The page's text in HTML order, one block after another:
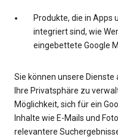
Produkte, die in Apps
integriert sind, wie
eingebettete Google
Sie können unsere
Ihre Privatsphäre zu
Möglichkeit, sich für ein
Inhalte wie E-Mails und
relevantere